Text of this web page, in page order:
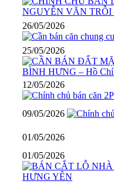
26/05/2026
25/05/2026
12/05/2026
09/05/2026
01/05/2026
01/05/2026